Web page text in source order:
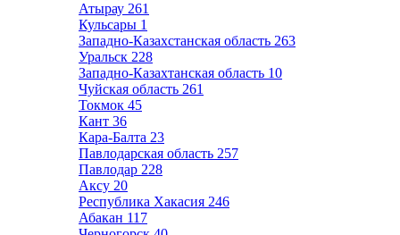
Атырау 261
Кульсары 1
Западно-Казахстанская область 263
Уральск 228
Западно-Казахтанская область 10
Чуйская область 261
Токмок 45
Кант 36
Кара-Балта 23
Павлодарская область 257
Павлодар 228
Аксу 20
Республика Хакасия 246
Абакан 117